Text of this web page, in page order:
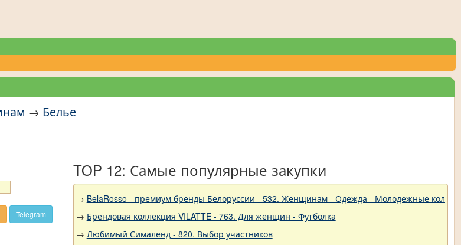
→ Белье
Telegram
TOP 12: Самые популярные закупки
→ BelaRosso - премиум бренды Белоруссии - 532. Женщинам - Одежда - Молодежные
→ Брендовая коллекция VILATTE - 763. Для женщин - Футболка
→ Любимый Сималенд - 820. Выбор участников